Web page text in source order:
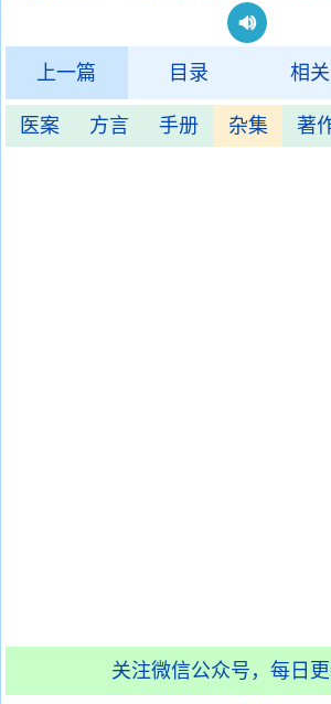
上一篇 目录 相关
医案 方言 手册 杂集 著
关注微信公众号，每日